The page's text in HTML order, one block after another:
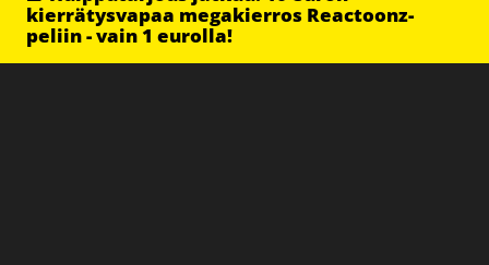
kierrätysvapaa megakierros Reactoonz-
peliin - vain 1 eurolla!